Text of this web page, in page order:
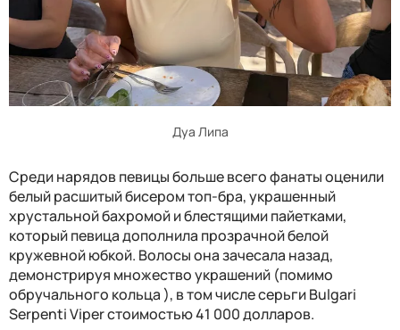
Дуа Липа
Среди нарядов певицы больше всего фанаты оценили
белый расшитый бисером топ-бра, украшенный
хрустальной бахромой и блестящими пайетками,
который певица дополнила прозрачной белой
кружевной юбкой. Волосы она зачесала назад,
демонстрируя множество украшений (помимо
обручального кольца ), в том числе серьги Bulgari
Serpenti Viper стоимостью 41 000 долларов.